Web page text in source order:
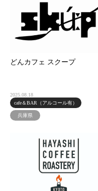
どんカフェ スクープ
2025.08.18
cafe＆BAR（アルコール有）
兵庫県